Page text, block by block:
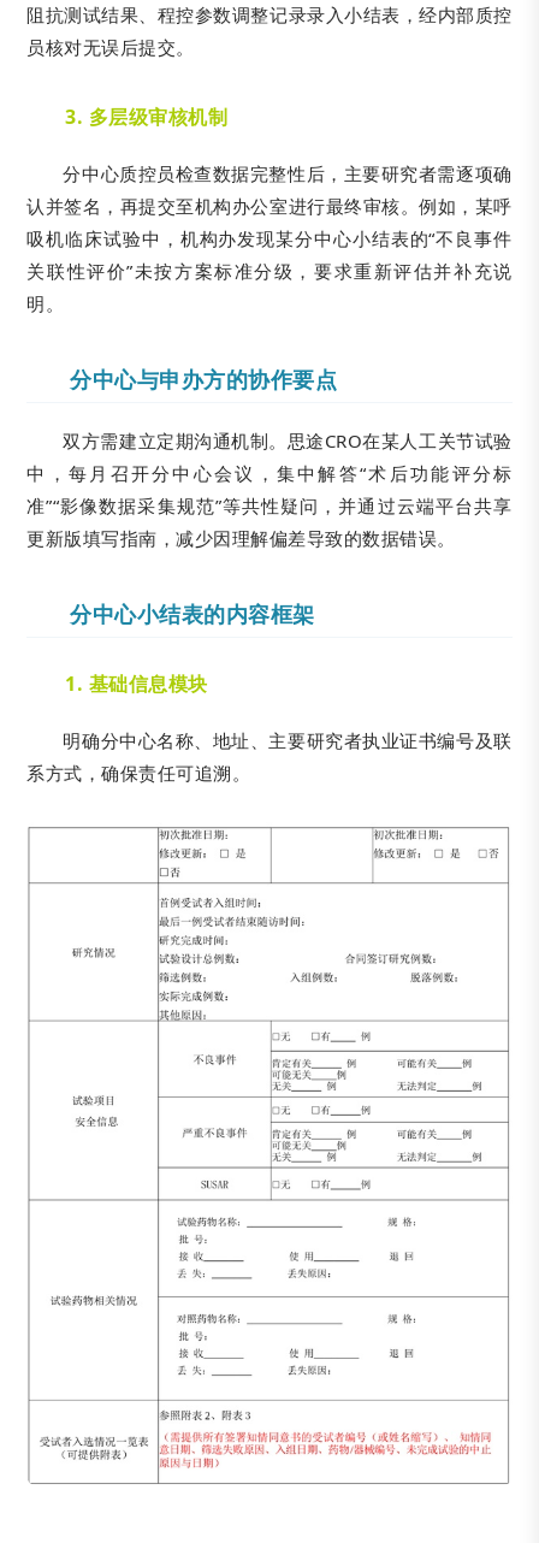
阻抗测试结果、程控参数调整记录录入小结表，经内部质控
员核对无误后提交。
3. 多层级审核机制
分中心质控员检查数据完整性后，主要研究者需逐项确
认并签名，再提交至机构办公室进行最终审核。例如，某呼
吸机临床试验中，机构办发现某分中心小结表的“不良事件
关联性评价”未按方案标准分级，要求重新评估并补充说
明。
分中心与申办方的协作要点
双方需建立定期沟通机制。思途CRO在某人工关节试验
中，每月召开分中心会议，集中解答“术后功能评分标
准”“影像数据采集规范”等共性疑问，并通过云端平台共享
更新版填写指南，减少因理解偏差导致的数据错误。
分中心小结表的内容框架
1. 基础信息模块
明确分中心名称、地址、主要研究者执业证书编号及联
系方式，确保责任可追溯。